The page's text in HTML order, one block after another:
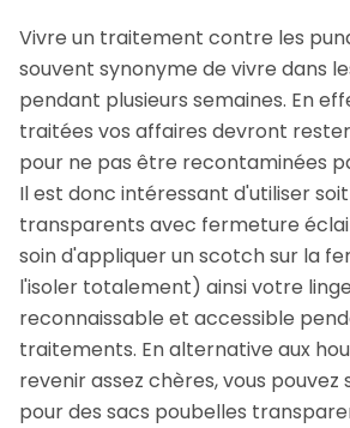
Vivre un traitement contre les
souvent synonyme de vivre dans
pendant plusieurs semaines. En
traitées vos affaires devront
pour ne pas être recontaminées
Il est donc intéressant d'utiliser
transparents avec fermeture
soin d'appliquer un scotch sur la
l'isoler totalement) ainsi votre
reconnaissable et accessible
traitements. En alternative aux
revenir assez chères, vous
pour des sacs poubelles